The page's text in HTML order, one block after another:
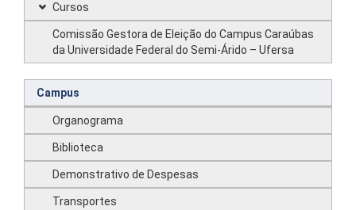
Cursos
Comissão Gestora de Eleição do Campus Caraúbas
da Universidade Federal do Semi-Árido – Ufersa
Campus
Organograma
Biblioteca
Demonstrativo de Despesas
Transportes